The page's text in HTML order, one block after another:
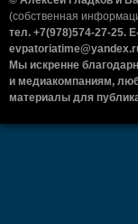
(собственная
тел. +7(978)574-27-25.
Мы искренне
и медиакомпаниям,
материалы для